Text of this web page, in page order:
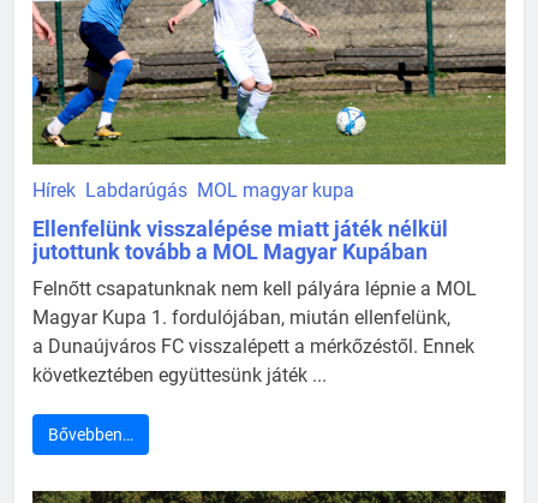
Hírek Labdarúgás MOL magyar kupa
Ellenfelünk visszalépése miatt játék nélkül
jutottunk tovább a MOL Magyar Kupában
Felnőtt csapatunknak nem kell pályára lépnie a MOL
Magyar Kupa 1. fordulójában, miután ellenfelünk,
a Dunaújváros FC visszalépett a mérkőzéstől. Ennek
következtében együttesünk játék ...
Bővebben…